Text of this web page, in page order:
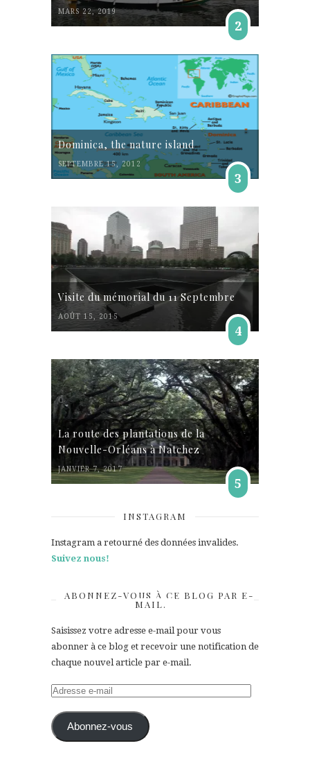
MARS 22, 2019
2
Dominica, the nature island
SEPTEMBRE 15, 2012
3
Visite du mémorial du 11 Septembre
AOÛT 15, 2015
4
La route des plantations de la
Nouvelle-Orléans à Natchez
JANVIER 7, 2017
5
INSTAGRAM
Instagram a retourné des données invalides.
Suivez nous!
ABONNEZ-VOUS À CE BLOG PAR E-
MAIL.
Saisissez votre adresse e-mail pour vous
abonner à ce blog et recevoir une notification de
chaque nouvel article par e-mail.
Adresse
mail Abonnez-vous